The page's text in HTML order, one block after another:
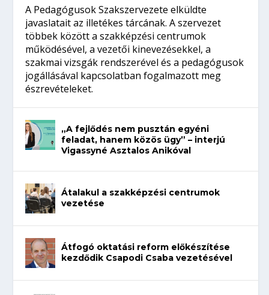
A Pedagógusok Szakszervezete elküldte
javaslatait az illetékes tárcának. A szervezet
többek között a szakképzési centrumok
működésével, a vezetői kinevezésekkel, a
szakmai vizsgák rendszerével és a pedagógusok
jogállásával kapcsolatban fogalmazott meg
észrevételeket.
„A fejlődés nem pusztán egyéni
feladat, hanem közös ügy” – interjú
Vigassyné Asztalos Anikóval
Átalakul a szakképzési centrumok
vezetése
Átfogó oktatási reform előkészítése
kezdődik Csapodi Csaba vezetésével